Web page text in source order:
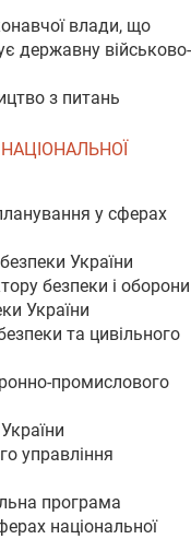
влади, що
державну військово-
з питань
у сферах
України
безпеки і оборони
України
та цивільного
промислового
управління
програма
національної